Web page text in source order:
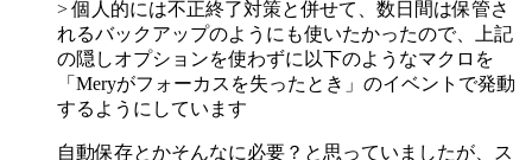
> 個人的には不正終了対策と併せて、数日間は保管さ
れるバックアップのようにも使いたかったので、上記
の隠しオプションを使わずに以下のようなマクロを
「Meryがフォーカスを失ったとき」のイベントで発動
するようにしています
自動保存とかそんなに必要？と思っていましたが、ス